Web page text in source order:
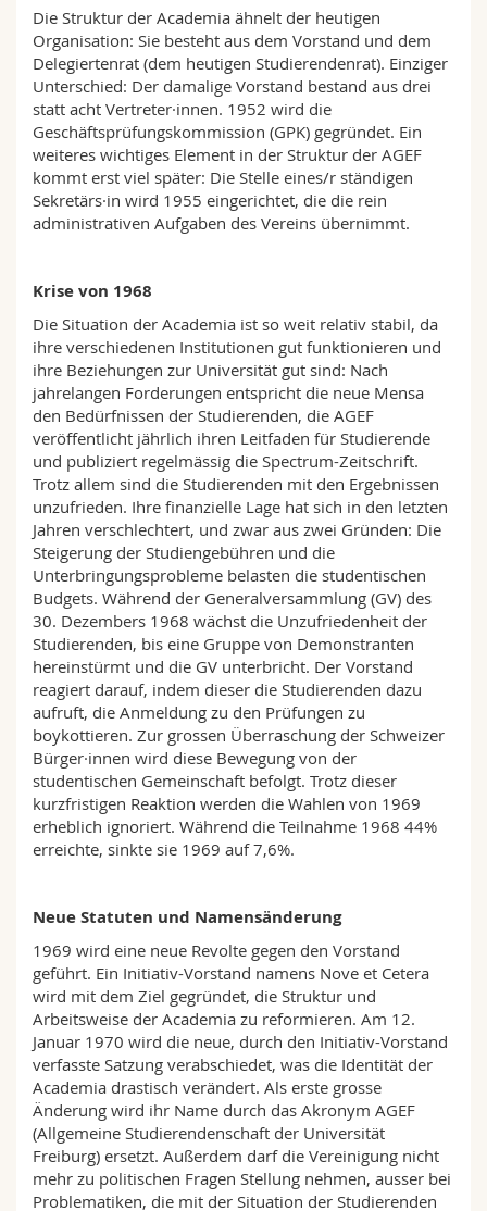
Die Struktur der Academia ähnelt der heutigen
Organisation: Sie besteht aus dem Vorstand und dem
Delegiertenrat (dem heutigen Studierendenrat). Einziger
Unterschied: Der damalige Vorstand bestand aus drei
statt acht Vertreter·innen. 1952 wird die
Geschäftsprüfungskommission (GPK) gegründet. Ein
weiteres wichtiges Element in der Struktur der AGEF
kommt erst viel später: Die Stelle eines/r ständigen
Sekretärs·in wird 1955 eingerichtet, die die rein
administrativen Aufgaben des Vereins übernimmt.
Krise von 1968
Die Situation der Academia ist so weit relativ stabil, da
ihre verschiedenen Institutionen gut funktionieren und
ihre Beziehungen zur Universität gut sind: Nach
jahrelangen Forderungen entspricht die neue Mensa
den Bedürfnissen der Studierenden, die AGEF
veröffentlicht jährlich ihren Leitfaden für Studierende
und publiziert regelmässig die Spectrum-Zeitschrift.
Trotz allem sind die Studierenden mit den Ergebnissen
unzufrieden. Ihre finanzielle Lage hat sich in den letzten
Jahren verschlechtert, und zwar aus zwei Gründen: Die
Steigerung der Studiengebühren und die
Unterbringungsprobleme belasten die studentischen
Budgets. Während der Generalversammlung (GV) des
30. Dezembers 1968 wächst die Unzufriedenheit der
Studierenden, bis eine Gruppe von Demonstranten
hereinstürmt und die GV unterbricht. Der Vorstand
reagiert darauf, indem dieser die Studierenden dazu
aufruft, die Anmeldung zu den Prüfungen zu
boykottieren. Zur grossen Überraschung der Schweizer
Bürger·innen wird diese Bewegung von der
studentischen Gemeinschaft befolgt. Trotz dieser
kurzfristigen Reaktion werden die Wahlen von 1969
erheblich ignoriert. Während die Teilnahme 1968 44%
erreichte, sinkte sie 1969 auf 7,6%.
Neue Statuten und Namensänderung
1969 wird eine neue Revolte gegen den Vorstand
geführt. Ein Initiativ-Vorstand namens Nove et Cetera
wird mit dem Ziel gegründet, die Struktur und
Arbeitsweise der Academia zu reformieren. Am 12.
Januar 1970 wird die neue, durch den Initiativ-Vorstand
verfasste Satzung verabschiedet, was die Identität der
Academia drastisch verändert. Als erste grosse
Änderung wird ihr Name durch das Akronym AGEF
(Allgemeine Studierendenschaft der Universität
Freiburg) ersetzt. Außerdem darf die Vereinigung nicht
mehr zu politischen Fragen Stellung nehmen, ausser bei
Problematiken, die mit der Situation der Studierenden